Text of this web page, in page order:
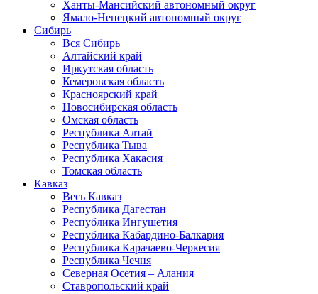
Ханты-Мансийский автономный округ
Ямало-Ненецкий автономный округ
Сибирь
Вся Сибирь
Алтайский край
Иркутская область
Кемеровская область
Красноярский край
Новосибирская область
Омская область
Республика Алтай
Республика Тыва
Республика Хакасия
Томская область
Кавказ
Весь Кавказ
Республика Дагестан
Республика Ингушетия
Республика Кабардино-Балкария
Республика Карачаево-Черкесия
Республика Чечня
Северная Осетия – Алания
Ставропольский край